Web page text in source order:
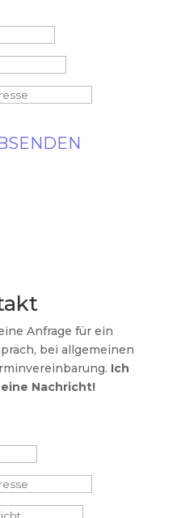
Anfrage für ein
bei allgemeinen
Ich
Nachricht!